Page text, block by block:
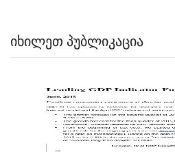
ᲘᲮᲘᲚᲔᲗ ᲞᲣᲑᲚᲘᲙᲐᲪᲘᲐ